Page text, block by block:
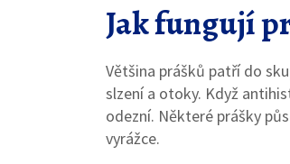
Jak fungují
Většina prášků patří do
slzení a otoky. Když
odezní. Některé prášky
vyrážce.